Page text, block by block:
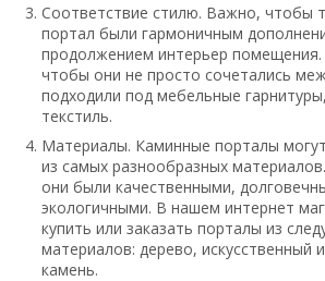
Соответствие стилю. Важно, чтобы
портал были гармоничным
продолжением интерьер помещения.
чтобы они не просто сочетались
подходили под мебельные
текстиль.
Материалы. Каминные порталы
из самых разнообразных
они были качественными,
экологичными. В нашем интернет
купить или заказать порталы из
материалов: дерево, искусственный
камень.